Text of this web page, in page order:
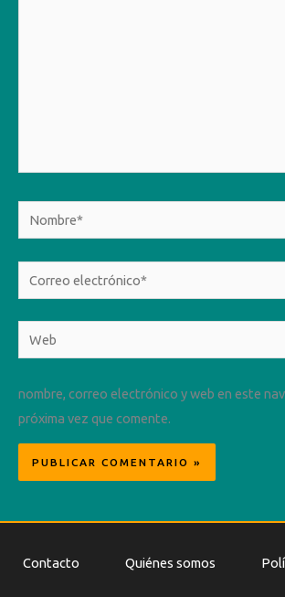
Nombre*
Correo
electrónico*
Web
nombre, correo electrónico y web en este
próxima vez que comente.
Contacto Quiénes somos